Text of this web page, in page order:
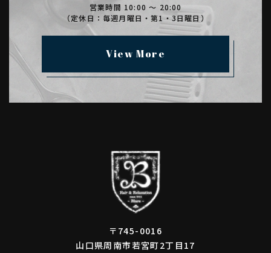
当社は、本サービスへのアクセス状況やそのご利用方法に関する
情報を収集することがあります。これには以下の情報が含まれま
す。
・IPアドレス
・サーバーアクセスログに関する情報
・Cookie、ADID、IDFAその他の識別子
(4) ユーザーが本サービスを利用するにあたって、当社がユーザ
ーの個別同意に基づいて収集する情報
本サービスのサービス提供にかかわる利用者情報の具体的な利用
ユーザー設定の記録、利用料金の決済計算等本サービスの提供、
維持、保護及び改善のため
営業時間 10:00 ～ 20:00
（定休日：毎週月曜日・第1・3日曜日）
View More
〒745-0016
山口県周南市若宮町2丁目17